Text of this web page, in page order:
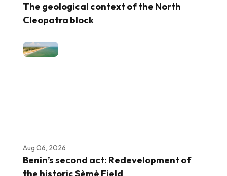
The geological context of the North
Cleopatra block
Aug 06, 2026
Benin’s second act: Redevelopment of